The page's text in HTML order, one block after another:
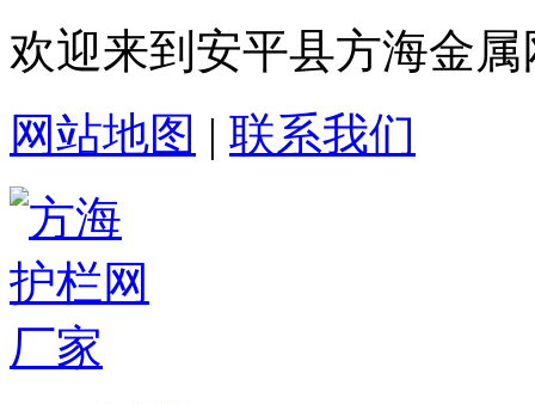
欢迎来到安平县方海金
网站地图 | 联系我们